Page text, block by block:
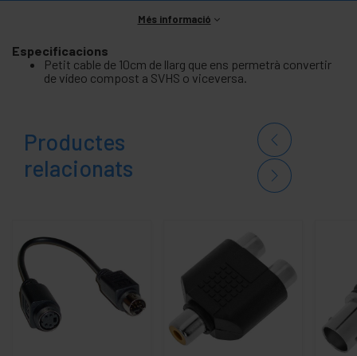
Més informació
Especificacions
Petit cable de 10cm de llarg que ens permetrà convertir
de vídeo compost a SVHS o viceversa.
Productes
relacionats